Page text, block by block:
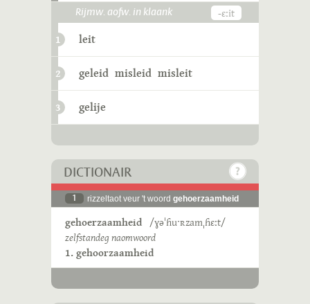
Rijmw. aofw. in klaank -ɛːit
1 leit
2 geleid misleid misleit
3 gelije
DICTIONAIR
1 rizzeltaot veur 't woord gehoerzaamheid
gehoerzaamheid /ɣəˈɦuˑʀzamˌɦɛːt/
zelfstandeg naomwoord
1. gehoorzaamheid